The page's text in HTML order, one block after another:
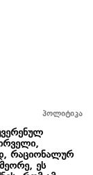
პოლიტიკა
რაციონალურ
ეს